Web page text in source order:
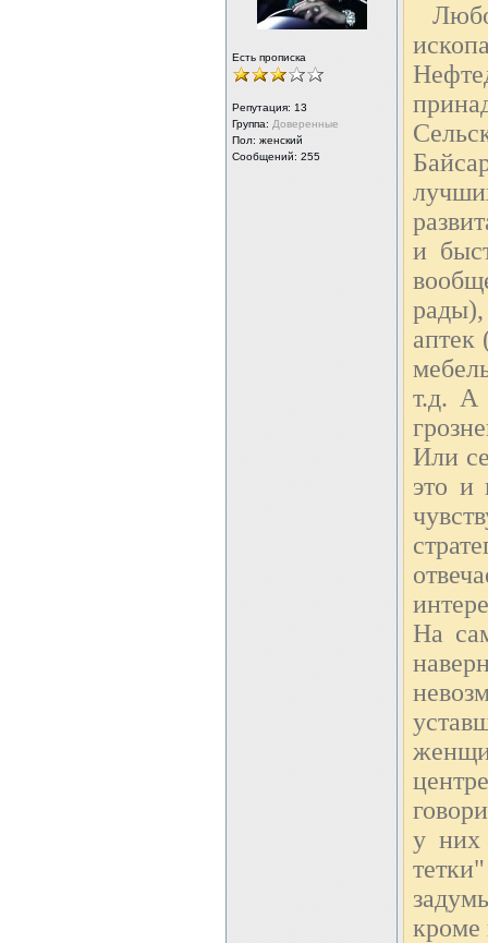
Есть прописка
Репутация: 13
Группа: Доверенные
Пол: женский
Сообщений: 255
и
аптек
т.д. А
Или
это и
На
у них
кроме